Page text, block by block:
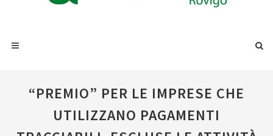
“PREMIO” PER LE IMPRESE CHE
UTILIZZANO PAGAMENTI